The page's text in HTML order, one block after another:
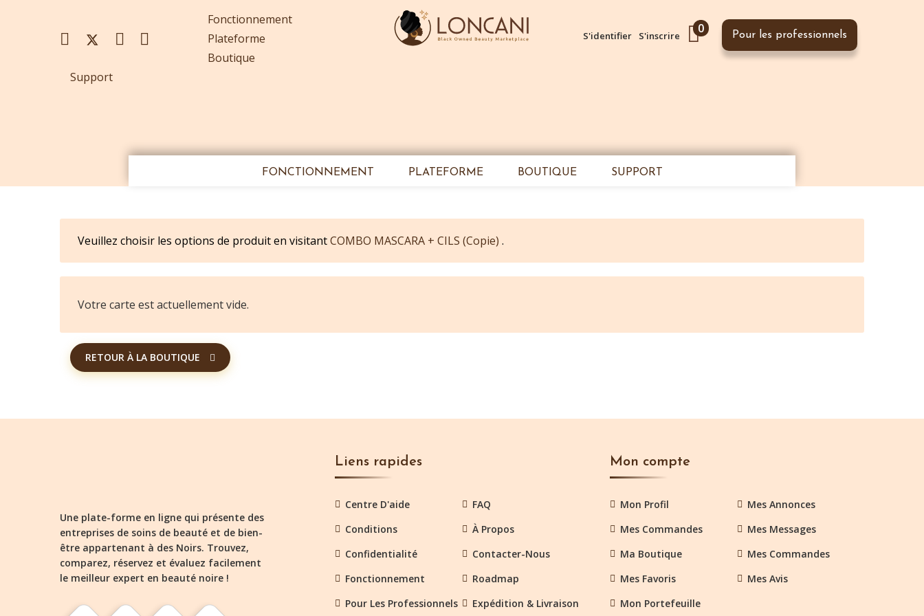
S'identifier S'inscrire
0 Pour les professionnels
Fonctionnement
Plateforme
Boutique
Support
FONCTIONNEMENT PLATEFORME BOUTIQUE SUPPORT
Veuillez choisir les options de produit en visitantCOMBO MASCARA + CILS (Copie) .
Votre carte est actuellement vide.
RETOUR À LA BOUTIQUE
Une plate-forme en ligne qui présente des
entreprises de soins de beauté et de bien-
être appartenant à des Noirs. Trouvez,
comparez, réservez et évaluez facilement
le meilleur expert en beauté noire !
Liens rapides
Centre D'aide
FAQ
Conditions
À Propos
Confidentialité
Contacter-Nous
Fonctionnement
Roadmap
Pour Les Professionnels
Expédition & Livraison
Mon compte
Mon Profil
Mes Annonces
Mes Commandes
Mes Messages
Ma Boutique
Mes Commandes
Mes Favoris
Mes Avis
Mon Portefeuille